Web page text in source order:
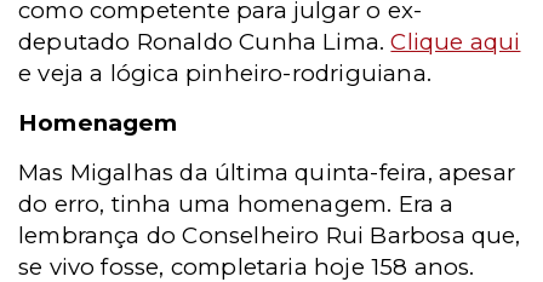
como competente para julgar o ex-
deputado Ronaldo Cunha Lima.Clique aqui
e veja a lógica pinheiro-rodriguiana.
Homenagem
Mas Migalhas da última quinta-feira, apesar
do erro, tinha uma homenagem. Era a
lembrança do Conselheiro Rui Barbosa que,
se vivo fosse, completaria hoje 158 anos.